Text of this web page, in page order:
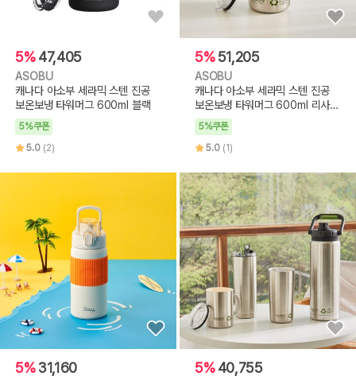
5% 47,405
ASOBU
캐나다 아소부 세라믹 스텐 진공
보온보냉 타워머그 600ml 블랙
5%쿠폰
5.0 (2)
5% 51,205
ASOBU
캐나다 아소부 세라믹 스텐 진공
보온보냉 타워머그 600ml 리사이
클
5%쿠폰
5.0 (1)
5% 31,160 5% 40,755